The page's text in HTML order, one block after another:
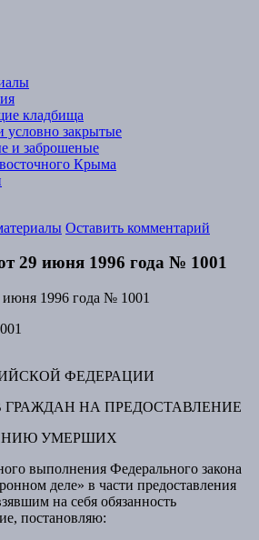
кладбища
условно закрытые
и заброшеные
Крыма
Оставить комментарий
29 июня 1996 года № 1001
июня 1996 года № 1001
ФЕДЕРАЦИИ
ГРАЖДАН НА ПРЕДОСТАВЛЕНИЕ
УМЕРШИХ
выполнения Федерального закона
деле» в части предоставления
на себя обязанность
постановляю: